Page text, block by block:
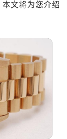
文将为您介绍